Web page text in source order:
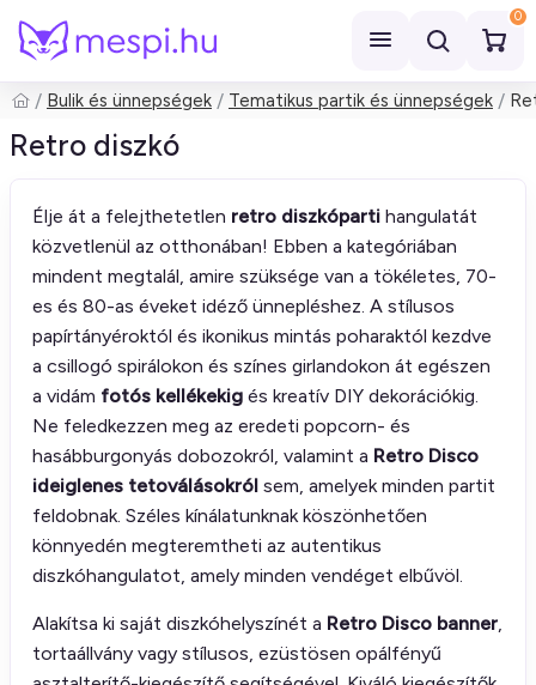
0
Keresés
Bulik és ünnepségek Tematikus partik és ünnepségek
Retro diszkó
Élje át a felejthetetlen retro diszkóparti hangulatát
közvetlenül az otthonában! Ebben a kategóriában
mindent megtalál, amire szüksége van a tökéletes, 70-
es és 80-as éveket idéző ünnepléshez. A stílusos
papírtányéroktól és ikonikus mintás poharaktól kezdve
a csillogó spirálokon és színes girlandokon át egészen
a vidám fotós kellékekig és kreatív DIY dekorációkig.
Ne feledkezzen meg az eredeti popcorn- és
hasábburgonyás dobozokról, valamint a Retro Disco
ideiglenes tetoválásokról sem, amelyek minden partit
feldobnak. Széles kínálatunknak köszönhetően
könnyedén megteremtheti az autentikus
diszkóhangulatot, amely minden vendéget elbűvöl.
Alakítsa ki saját diszkóhelyszínét a Retro Disco banner,
tortaállvány vagy stílusos, ezüstösen opálfényű